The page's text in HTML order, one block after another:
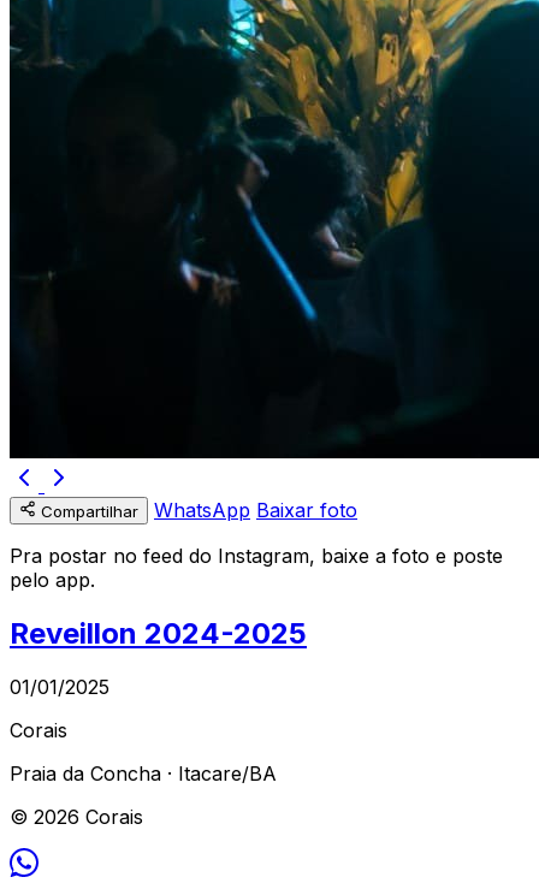
Compartilhar WhatsApp Baixar foto
Pra postar no feed do Instagram, baixe a foto e poste
pelo app.
Reveillon 2024-2025
01/01/2025
Corais
Praia da Concha · Itacare/BA
© 2026 Corais